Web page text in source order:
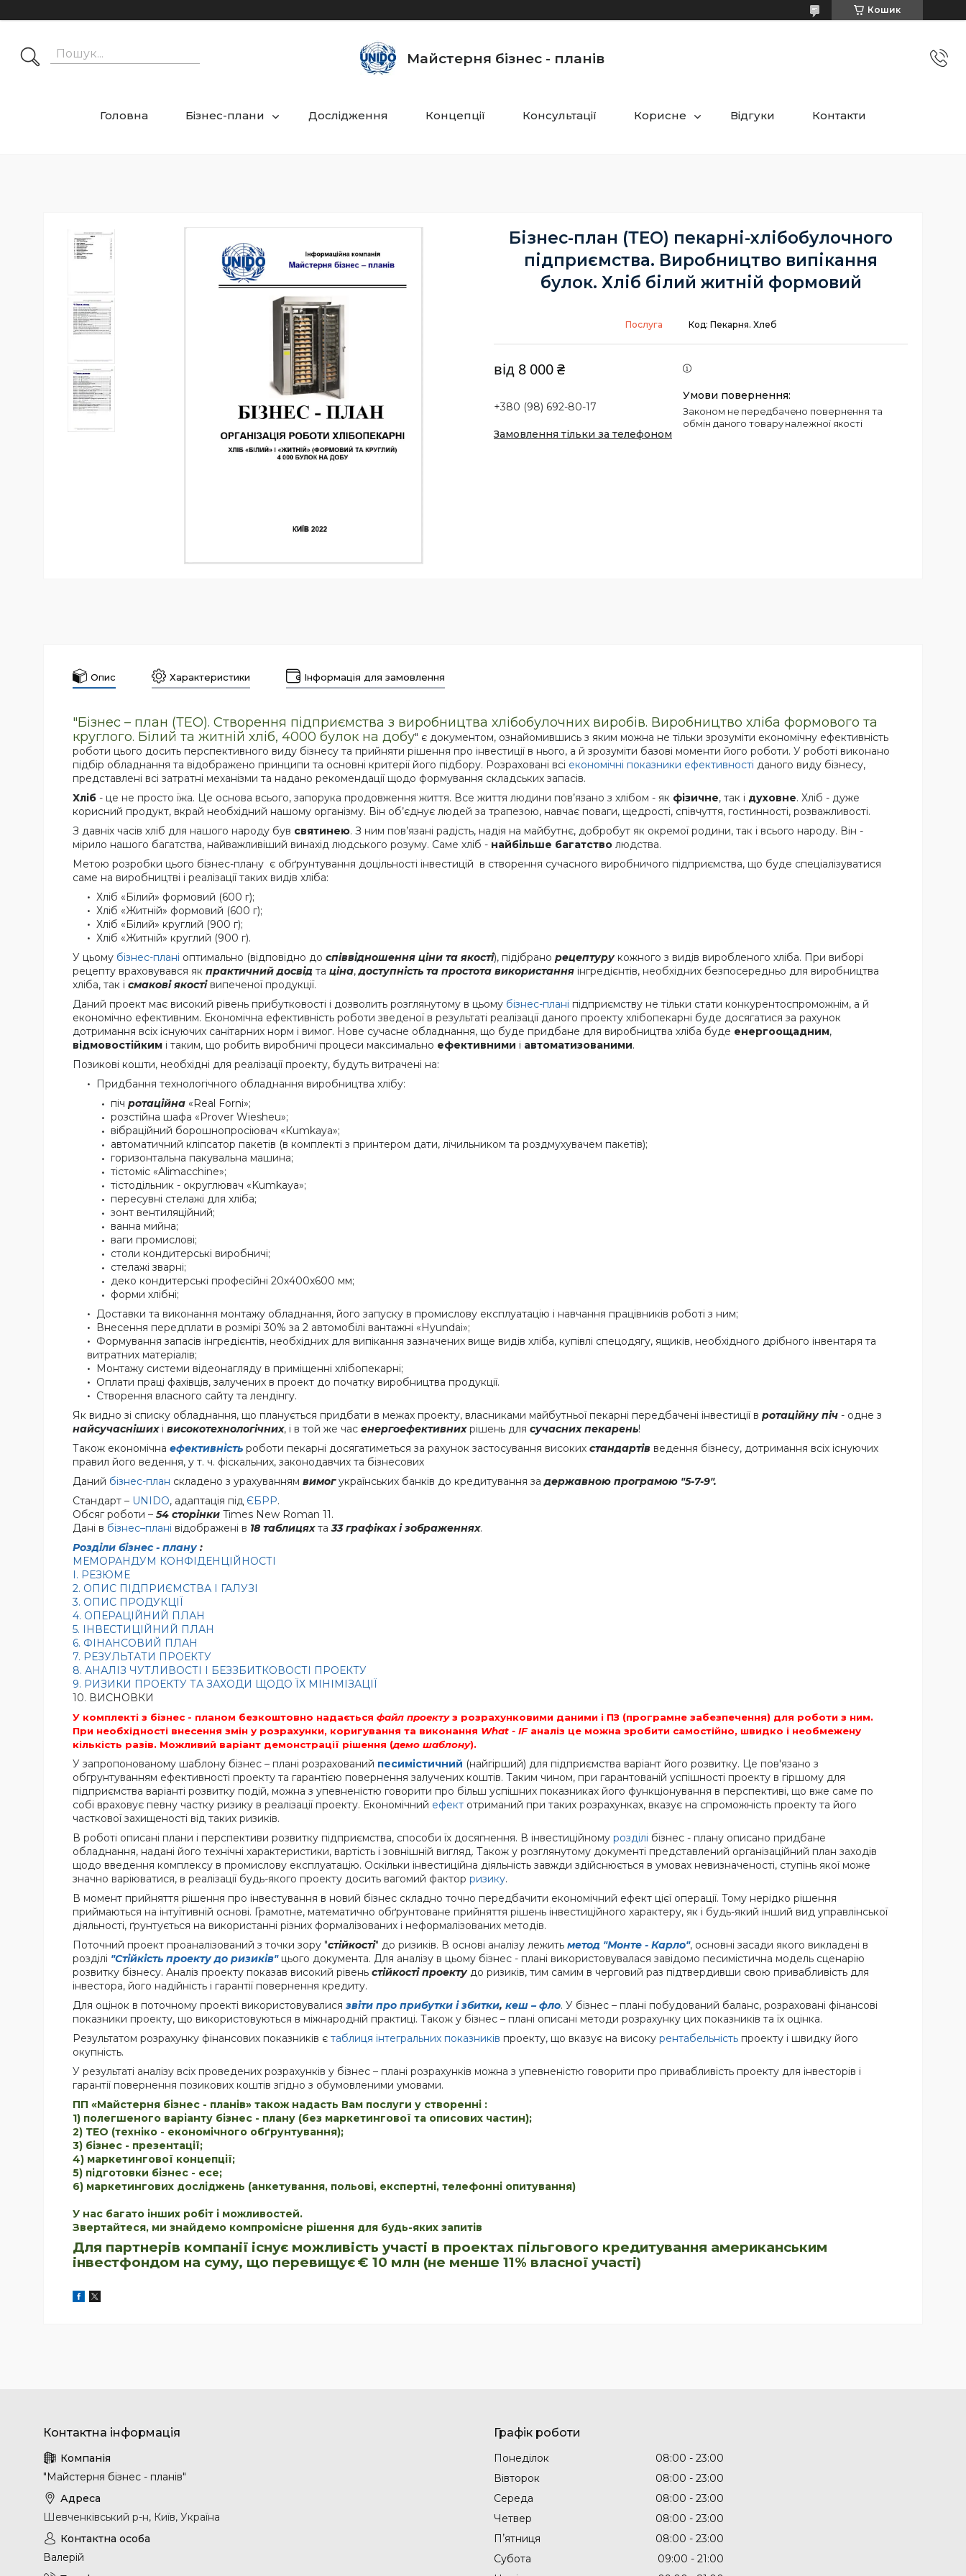
Кошик
Майстерня бізнес - планів
Головна Бізнес-плани Дослідження Концепції Консультації Корисне Відгуки Контакти
Бізнес-план (ТЕО) пекарні-хлібобулочного
підприємства. Виробництво випікання
булок. Хліб білий житній формовий
Послуга Код: Пекарня. Хлеб
від 8 000 ₴
+380 (98) 692-80-17
Замовлення тільки за телефоном
Законом не передбачено повернення та
обмін даного товару належної якості
Опис Характеристики Інформація для замовлення
"Бізнес – план (ТЕО). Створення підприємства з виробництва хлібобулочних виробів. Виробництво хліба формового та
круглого. Білий та житній хліб, 4000 булок на добу" є документом, ознайомившись з яким можна не тільки зрозуміти економічну ефективність
роботи цього досить перспективного виду бізнесу та прийняти рішення про інвестиції в нього, а й зрозуміти базові моменти його роботи. У роботі виконано
підбір обладнання та відображено принципи та основні критерії його підбору. Розраховані всі економічні показники ефективності даного виду бізнесу,
представлені всі затратні механізми та надано рекомендації щодо формування складських запасів.
Хліб - це не просто їжа. Це основа всього, запорука продовження життя. Все життя людини пов’язано з хлібом - як фізичне, так і духовне. Хліб - дуже
корисний продукт, вкрай необхідний нашому організму. Він об’єднує людей за трапезою, навчає поваги, щедрості, співчуття, гостинності, розважливості.
З давніх часів хліб для нашого народу був святинею. З ним пов’язані радість, надія на майбутнє, добробут як окремої родини, так і всього народу. Він -
мірило нашого багатства, найважливіший винахід людського розуму. Саме хліб - найбільше багатство людства.
Метою розробки цього бізнес-плану є обґрунтування доцільності інвестицій в створення сучасного виробничого підприємства, що буде спеціалізуватися
саме на виробництві і реалізації таких видів хліба:
Хліб «Білий» формовий (600 г);
Хліб «Житній» формовий (600 г);
Хліб «Білий» круглий (900 г);
Хліб «Житній» круглий (900 г).
У цьому бізнес-плані оптимально (відповідно до співвідношення ціни та якості), підібрано рецептуру кожного з видів виробленого хліба. При виборі
рецепту враховувався як практичний досвід та ціна,доступність та простота використання інгредієнтів, необхідних безпосередньо для виробництва
хліба, так і смакові якостівипеченої продукції.
Даний проект має високий рівень прибутковості і дозволить розглянутому в цьому бізнес-плані підприємству не тільки стати конкурентоспроможнім, а й
економічно ефективним. Економічна ефективність роботи зведеної в результаті реалізації даного проекту хлібопекарні буде досягатися за рахунок
дотримання всіх існуючих санітарних норм і вимог. Нове сучасне обладнання, що буде придбане для виробництва хліба буде енергоощадним,
відмовостійким і таким, що робить виробничі процеси максимально ефективними і автоматизованими.
Позикові кошти, необхідні для реалізації проекту, будуть витрачені на:
Придбання технологічного обладнання виробництва хлібу:
піч ротаційна «Real Forni»;
розстійна шафа «Prover Wiesheu»;
вібраційний борошнопросіювач «Кumkaya»;
автоматичний кліпсатор пакетів (в комплекті з принтером дати, лічильником та роздмухувачем пакетів);
горизонтальна пакувальна машина;
тістоміс «Alimacchine»;
тістодільник - округлювач «Kumkaya»;
пересувні стелажі для хліба;
зонт вентиляційний;
ванна мийна;
ваги промислові;
столи кондитерські виробничі;
стелажі зварні;
деко кондитерські професійні 20х400х600 мм;
форми хлібні;
Доставки та виконання монтажу обладнання, його запуску в промислову експлуатацію і навчання працівників роботі з ним;
Внесення передплати в розмірі 30% за 2 автомобілі вантажні «Hyundai»;
Формування запасів інгредієнтів, необхідних для випікання зазначених вище видів хліба, купівлі спецодягу, ящиків, необхідного дрібного інвентаря та
витратних матеріалів;
Монтажу системи відеонагляду в приміщенні хлібопекарні;
Оплати праці фахівців, залучених в проект до початку виробництва продукції.
Створення власного сайту та лендінгу.
Як видно зі списку обладнання, що планується придбати в межах проекту, власниками майбутньої пекарні передбачені інвестиції в ротаційну піч - одне з
найсучасніших і високотехнологічних, і в той же час енергоефективнихрішень для сучасних пекарень!
Також економічна ефективність роботи пекарні досягатиметься за рахунок застосування високих стандартів ведення бізнесу, дотримання всіх існуючих
правил його ведення, у т. ч. фіскальних, законодавчих та бізнесових
Даний бізнес-план складено з урахуванням вимогукраїнських банків до кредитування задержавною програмою "5-7-9".
Стандарт – UNIDO, адаптація під ЄБРР.
Обсяг роботи – 54 сторінки Times New Roman 11.
Дані в бізнес–плані відображені в 18 таблицяхта33 графіках і зображеннях.
Розділи бізнес - плану:
МЕМОРАНДУМ КОНФІДЕНЦІЙНОСТІ
I. РЕЗЮМЕ
2. ОПИС ПІДПРИЄМСТВА І ГАЛУЗІ
3. ОПИС ПРОДУКЦІЇ
4. ОПЕРАЦІЙНИЙ ПЛАН
5. ІНВЕСТИЦІЙНИЙ ПЛАН
6. ФІНАНСОВИЙ ПЛАН
7. РЕЗУЛЬТАТИ ПРОЕКТУ
8. АНАЛІЗ ЧУТЛИВОСТІ І БЕЗЗБИТКОВОСТІ ПРОЕКТУ
9. РИЗИКИ ПРОЕКТУ ТА ЗАХОДИ ЩОДО ЇХ МІНІМІЗАЦІЇ
10. ВИСНОВКИ
У комплекті з бізнес - планом безкоштовно надається файл проектуз розрахунковими даними і ПЗ (програмне забезпечення) для роботи з ним.
При необхідності внесення змін у розрахунки, коригування та виконання What - IFаналіз це можна зробити самостійно, швидко і необмежену
кількість разів. Можливий варіант демонстрації рішення (демо шаблону).
У запропонованому шаблону бізнес – плані розрахований песимістичний (найгірший) для підприємства варіант його розвитку. Це пов'язано з
обгрунтуванням ефективності проекту та гарантією повернення залучених коштів. Таким чином, при гарантованій успішності проекту в гіршому для
підприємства варіанті розвитку подій, можна з упевненістю говорити про більш успішних показниках його функціонування в перспективі, що вже саме по
собі враховує певну частку ризику в реалізації проекту. Економічний ефект отриманий при таких розрахунках, вказує на спроможність проекту та його
часткової захищеності від таких ризиків.
В роботі описані плани і перспективи розвитку підприємства, способи їх досягнення. В інвестиційному розділі бізнес - плану описано придбане
обладнання, надані його технічні характеристики, вартість і зовнішній вигляд. Також у розглянутому документі представлений організаційний план заходів
щодо введення комплексу в промислову експлуатацію. Оскільки інвестиційна діяльність завжди здійснюється в умовах невизначеності, ступінь якої може
значно варіюватися, в реалізації будь-якого проекту досить вагомий фактор ризику.
В момент прийняття рішення про інвестування в новий бізнес складно точно передбачити економічний ефект цієї операції. Тому нерідко рішення
приймаються на інтуїтивній основі. Грамотне, математично обґрунтоване прийняття рішень інвестиційного характеру, як і будь-який інший вид управлінської
діяльності, ґрунтується на використанні різних формалізованих і неформалізованих методів.
Поточний проект проаналізований з точки зору "стійкості" до ризиків. В основі аналізу лежить метод "Монте - Карло", основні засади якого викладені в
розділі "Стійкість проекту до ризиків"цього документа. Для аналізу в цьому бізнес - плані використовувалася завідомо песимістична модель сценарію
розвитку бізнесу. Аналіз проекту показав високий рівень стійкості проекту до ризиків, тим самим в черговий раз підтвердивши свою привабливість для
інвестора, його надійність і гарантії повернення кредиту.
Для оцінок в поточному проекті використовувалися звіти про прибутки і збитки, кеш – фло. У бізнес – плані побудований баланс, розраховані фінансові
показники проекту, що використовуються в міжнародній практиці. Також у бізнес – плані описані методи розрахунку цих показників та їх оцінка.
Результатом розрахунку фінансових показників є таблиця інтегральних показників проекту, що вказує на високу рентабельність проекту і швидку його
окупність.
У результаті аналізу всіх проведених розрахунків у бізнес – плані розрахунків можна з упевненістю говорити про привабливість проекту для інвесторів і
гарантії повернення позикових коштів згідно з обумовленими умовами.
ПП «Майстерня бізнес - планів» також надасть Вам послуги у створенні :
1) полегшеного варіанту бізнес - плану (без маркетингової та описових частин);
2) ТЕО (техніко - економічного обґрунтування);
3) бізнес - презентації;
4) маркетингової концепції;
5) підготовки бізнес - есе;
6) маркетингових досліджень (анкетування, польові, експертні, телефонні опитування)
У нас багато інших робіт і можливостей.
Звертайтеся, ми знайдемо компромісне рішення для будь-яких запитів
Для партнерів компанії існує можливість участі в проектах пільгового кредитування американським
інвестфондом на суму, що перевищує€ 10 млн (не менше 11% власної участі)
"Майстерня бізнес - планів"
Шевченківський р-н, Київ, Україна
Валерій
Графік роботи
Понеділок 08:00
23:00
Вівторок
08:00
23:00
Середа
08:00
23:00
Четвер
08:00
23:00
Пʼятниця
08:00
23:00
Субота
09:00
21:00